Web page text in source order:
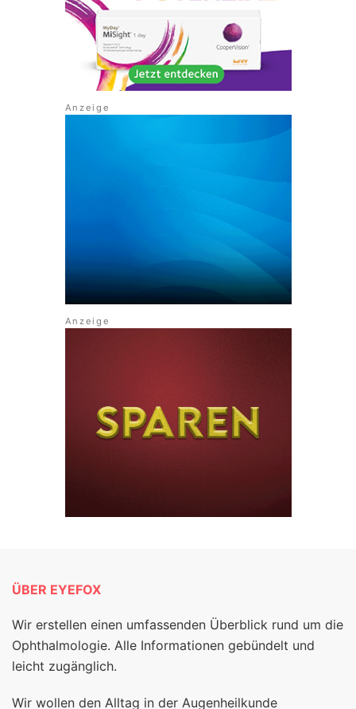
ÜBER EYEFOX
Wir erstellen einen umfassenden Überblick rund um die
Ophthalmologie. Alle Informationen gebündelt und
leicht zugänglich.
Wir wollen den Alltag in der Augenheilkunde